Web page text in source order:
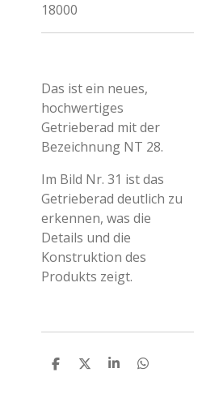
18000
Das ist ein neues,
hochwertiges
Getrieberad mit der
Bezeichnung NT 28.
Im Bild Nr. 31 ist das
Getrieberad deutlich zu
erkennen, was die
Details und die
Konstruktion des
Produkts zeigt.
T
T
T
T